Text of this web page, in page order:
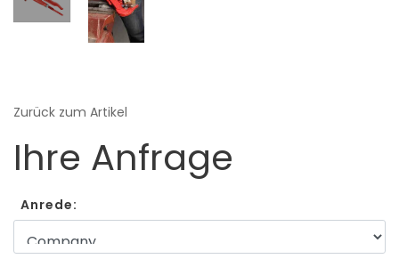
Zurück zum Artikel
Ihre Anfrage
Anrede: